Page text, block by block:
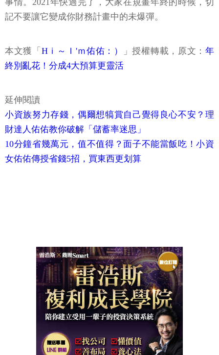
事情。2021年快過完了，大家在規畫年終的時候，切
記不要讓它變成你財務計畫中的未爆彈。
本文獲「 Hｉ～Ｉ'ｍ佑佑：） 」授權轉載，原文：年
終別亂花！分成4大預算更靈活
延伸閱讀
小資族努力存錢，偶爾想犒賞自己覺得良心不安？理
財達人佑佑教你破解「儲蓄率迷思」
10分鐘省幾萬元，值不值得？面子不能當飯吃！小資
女佑佑傳授省錢5招，買東西更划算